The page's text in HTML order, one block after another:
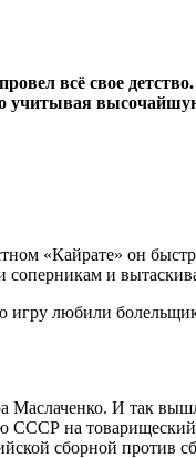
всё свое
учитывая
«Кайрате» он
и
игру любили
Маслаченко. И так
СССР на
сборной против